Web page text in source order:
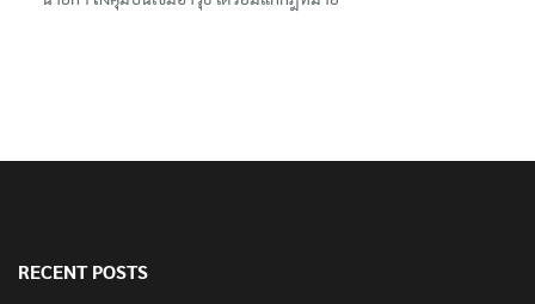
กระสุนเข้าจุดสำคัญทั้งหมด